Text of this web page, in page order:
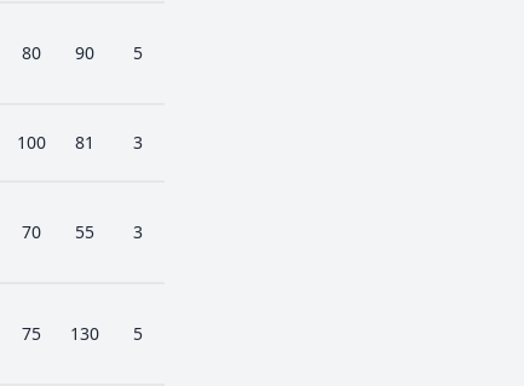
80 90 5
100 81 3
70 55 3
75 130 5